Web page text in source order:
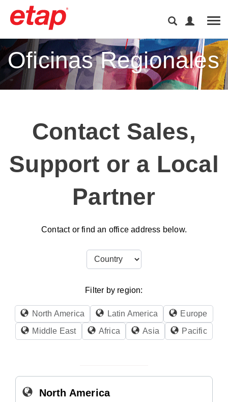
Oficinas Regionales
Contact Sales,
Support or a Local
Partner
Contact or find an office address below.
Filter by region:
North America Latin America
Europe
Middle East
Africa Asia Pacific
North America